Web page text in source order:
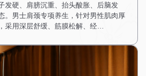
发硬、肩膀沉重、抬头酸胀、后脑发
。男士肩颈专项养生，针对男性肌肉厚
采用深层舒缓、筋膜松解、经…